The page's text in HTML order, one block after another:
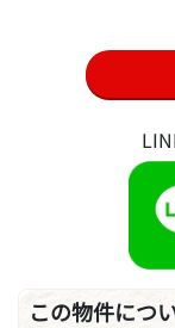
この物件につ